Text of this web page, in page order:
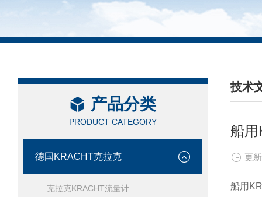
产品分类
PRODUCT CATEGORY
德国KRACHT克拉克
克拉克KRACHT流量计
技术
/
船
更
船用